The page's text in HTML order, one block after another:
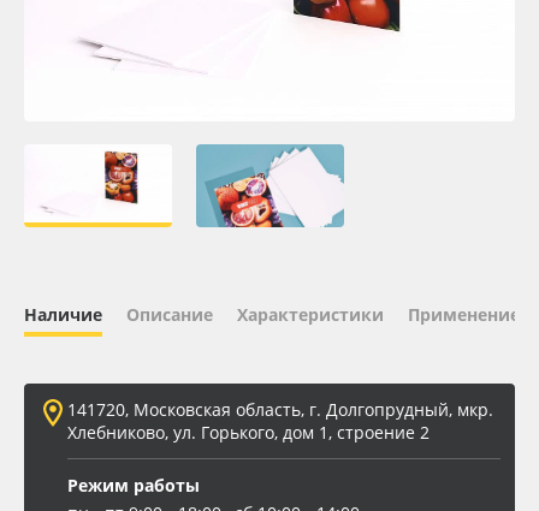
Oracal 641
Плёнка монтажная Oratape
ПЭТ листовой
Баннер
Заготовки для сувениров
Наличие Описание Характеристики Применение
141720, Московская область, г. Долгопрудный, мкр.
Хлебниково, ул. Горького, дом 1, строение 2
Режим работы